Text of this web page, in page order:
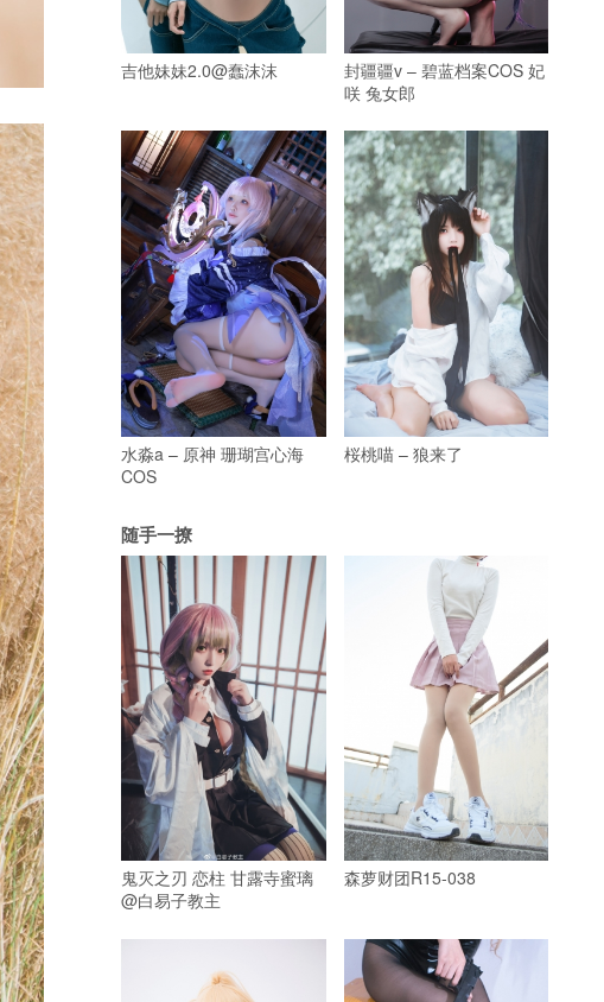
吉他妹妹2.0@蠢沫沫
封疆疆v – 碧蓝档案COS 妃
咲 兔女郎
水淼a – 原神 珊瑚宫心海
COS
桜桃喵 – 狼来了
随手一撩
鬼灭之刃 恋柱 甘露寺蜜璃
@白易子教主
森萝财团R15-038